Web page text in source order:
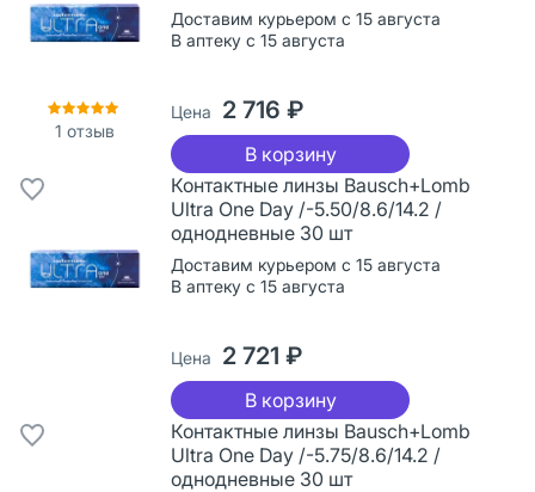
1 отзыв
Доставим курьером с 15 августа
В аптеку с 15 августа
Цена 2 716 ₽
В корзину
Контактные линзы Bausch+Lomb
Ultra One Day /-5.50/8.6/14.2 /
однодневные 30 шт
Доставим курьером с 15 августа
В аптеку с 15 августа
Цена 2 721 ₽
В корзину
Контактные линзы Bausch+Lomb
Ultra One Day /-5.75/8.6/14.2 /
однодневные 30 шт